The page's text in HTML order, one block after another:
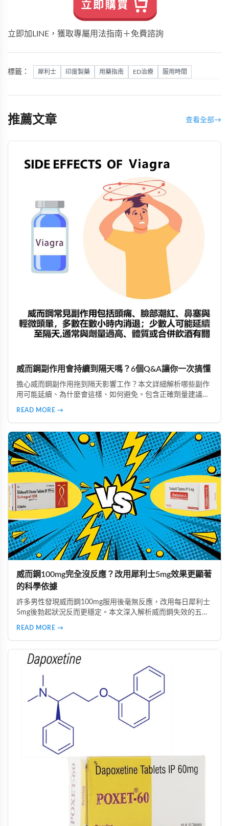
立即加LINE，獲取專屬用法指南＋免費諮詢
標籤： 犀利士 印度製藥 用藥指南 ED治療 服用時間
推薦文章 查看全部→
威而鋼副作用會持續到隔天嗎？6個Q&A讓你一次搞懂
擔心威而鋼副作用拖到隔天影響工作？本文詳細解析哪些副作
用可能延續、為什麼會這樣、如何避免。包含正確劑量建議、
READ MORE →
威而鋼100mg完全沒反應？改用犀利士5mg效果更顯著
的科學依據
許多男性發現威而鋼100mg服用後毫無反應，改用每日犀利士
5mg後勃起狀況反而更穩定。本文深入解析威而鋼失效的五大
READ MORE →